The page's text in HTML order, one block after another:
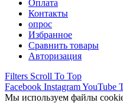
Оплата
Контакты
опрос
Избранное
Сравнить товары
Авторизация
Filters Scroll To Top
Facebook InstagramYouTube
Мы используем файлы